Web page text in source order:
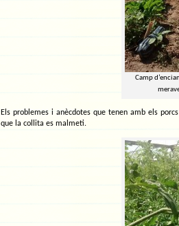
Camp
Els problemes i anècdotes que tenen amb els
que la collita es malmeti.